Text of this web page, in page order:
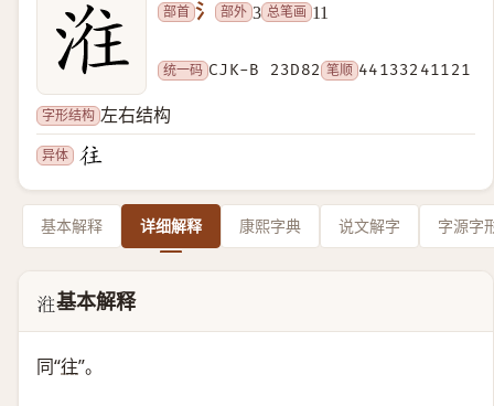
部首 氵 部外 3 总笔画 11
统一码 CJK-B 23D82 笔顺 44133241121
字形结构 左右结构
异体
基本解释 详细解释 康熙字典 说文解字 字源字
𣶂基本解释
同“往”。